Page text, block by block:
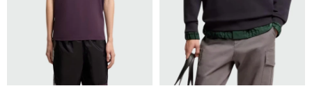
SELECCIONAR TALLE SELECCIONAR TALLE